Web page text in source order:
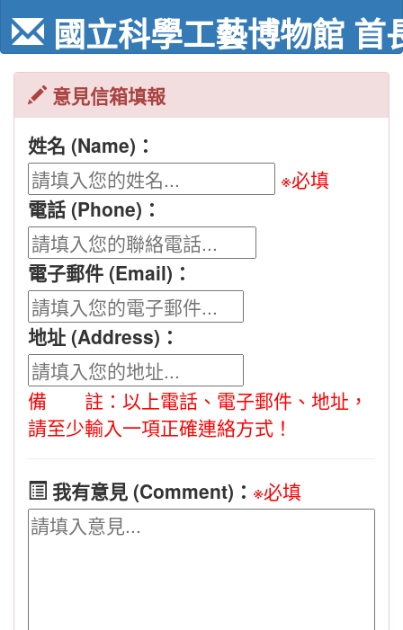
國立科學工藝博物館 首
意見信箱填報
姓名 (Name)：
※必填
電話 (Phone)：
電子郵件 (Email)：
地址 (Address)：
備 註：以上電話、電子郵件、地址，
請至少輸入一項正確連絡方式！
我有意見 (Comment)： ※必填